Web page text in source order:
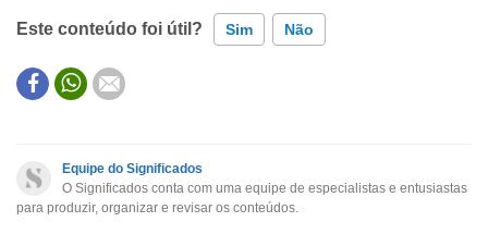
Este conteúdo foi útil? Sim Não
Este conteúdo não tem a informação que procuro
Outro
Equipe do Significados
O Significados conta com uma equipe de especialistas e entusiastas
para produzir, organizar e revisar os conteúdos.